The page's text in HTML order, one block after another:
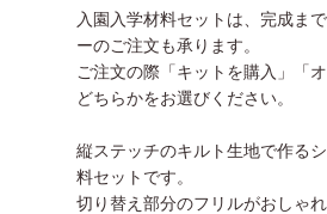
入園入学材料セットは、完成ま
ーのご注文も承ります。
ご注文の際「キットを購入」「
どちらかをお選びください。
縦ステッチのキルト生地で作る
料セットです。
切り替え部分のフリルがおしゃれ